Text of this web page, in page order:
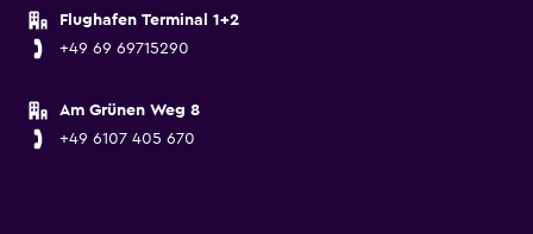
Flughafen Terminal 1+2
+49 69 69715290
Am Grünen Weg 8
+49 6107 405 670